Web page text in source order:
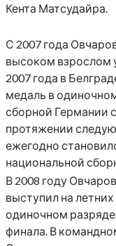
Кента Матсудайра.
С 2007 года
высоком взрослом
2007 года в
медаль в
сборной Германии
протяжении
ежегодно
национальной
В 2008 году
выступил на
одиночном
финала. В